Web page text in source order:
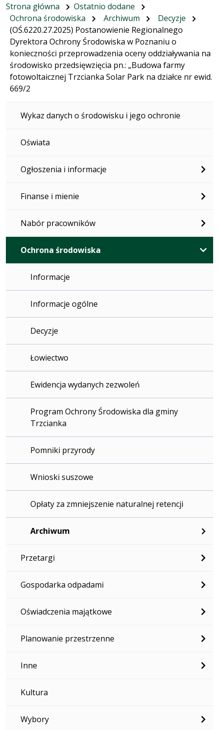
Strona główna
Ostatnio dodane
Ochrona środowiska
Archiwum
Decyzje
(OŚ.6220.27.2025) Postanowienie Regionalnego
Dyrektora Ochrony Środowiska w Poznaniu o
konieczności przeprowadzenia oceny oddziaływania na
środowisko przedsięwzięcia pn.: „Budowa farmy
fotowoltaicznej Trzcianka Solar Park na działce nr ewid.
669/2
Wykaz danych o środowisku i jego ochronie
Oświata
Ogłoszenia i informacje
Finanse i mienie
Nabór pracowników
Ochrona środowiska
Informacje
Informacje ogólne
Decyzje
Łowiectwo
Ewidencja wydanych zezwoleń
Program Ochrony Środowiska dla gminy
Trzcianka
Pomniki przyrody
Wnioski suszowe
Opłaty za zmniejszenie naturalnej retencji
Archiwum
Przetargi
Gospodarka odpadami
Oświadczenia majątkowe
Planowanie przestrzenne
Inne
Kultura
Wybory